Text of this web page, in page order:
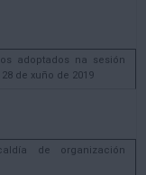
adoptados na sesión
de xuño de 2019
de organización